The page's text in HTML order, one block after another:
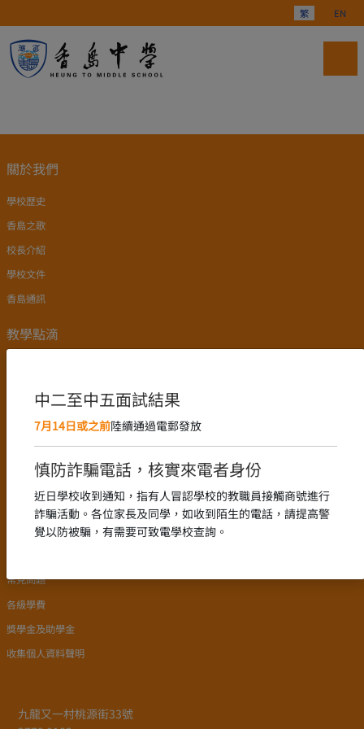
選擇你的語言
繁 EN
中二至中五面試結果
7月14日或之前陸續通過電郵發放
慎防詐騙電話，核實來電者身份
近日學校收到通知，指有人冒認學校的教職員接觸商號進行
詐騙活動。各位家長及同學，如收到陌生的電話，請提高警
覺以防被騙，有需要可致電學校查詢。
九龍又一村桃源街33號
關於我們
學校歷史
香島之歌
校長介紹
學校文件
香島通訊
教學點滴
課程設置
English Language
數學科組
入學申請
常見問題
各級學費
獎學金及助學金
收集個人資料聲明